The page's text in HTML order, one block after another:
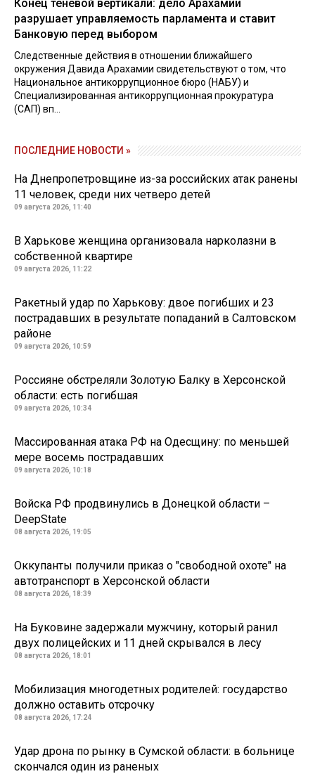
Конец теневой вертикали: дело Арахамии
разрушает управляемость парламента и ставит
Банковую перед выбором
Следственные действия в отношении ближайшего
окружения Давида Арахамии свидетельствуют о том, что
Национальное антикоррупционное бюро (НАБУ) и
Специализированная антикоррупционная прокуратура
(САП) вп...
ПОСЛЕДНИЕ НОВОСТИ »
На Днепропетровщине из-за российских атак ранены
11 человек, среди них четверо детей
09 августа 2026, 11:40
В Харькове женщина организовала нарколазни в
собственной квартире
09 августа 2026, 11:22
Ракетный удар по Харькову: двое погибших и 23
пострадавших в результате попаданий в Салтовском
районе
09 августа 2026, 10:59
Россияне обстреляли Золотую Балку в Херсонской
области: есть погибшая
09 августа 2026, 10:34
Массированная атака РФ на Одесщину: по меньшей
мере восемь пострадавших
09 августа 2026, 10:18
Войска РФ продвинулись в Донецкой области –
DeepState
08 августа 2026, 19:05
Оккупанты получили приказ о "свободной охоте" на
автотранспорт в Херсонской области
08 августа 2026, 18:39
На Буковине задержали мужчину, который ранил
двух полицейских и 11 дней скрывался в лесу
08 августа 2026, 18:01
Мобилизация многодетных родителей: государство
должно оставить отсрочку
08 августа 2026, 17:24
Удар дрона по рынку в Сумской области: в больнице
скончался один из раненых